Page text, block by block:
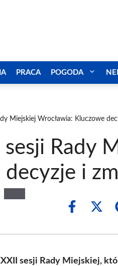
PRACA POGODA
Miejskiej Wrocławia: Kluczowe
Rady
i
Share
Share
sesji Rady Miejskiej,